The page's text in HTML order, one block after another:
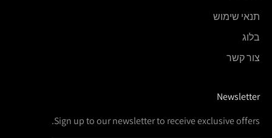
תנאי שימוש
בלוג
צור קשר
Newsletter
Sign up to our newsletter to receive exclusive offers.